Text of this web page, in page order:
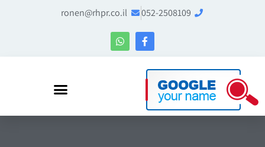
052-2508109
ronen@rhpr.co.il